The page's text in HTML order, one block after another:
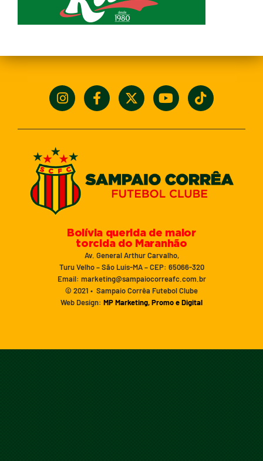
Bolívia querida de maior
torcida do Maranhão
Av. General Arthur Carvalho,
Turu Velho – São Luís-MA – CEP: 65066-320
Email: marketing@sampaiocorreafc.com.br
© 2021 • Sampaio Corrêa Futebol Clube
Web Design: MP Marketing, Promo e Digital